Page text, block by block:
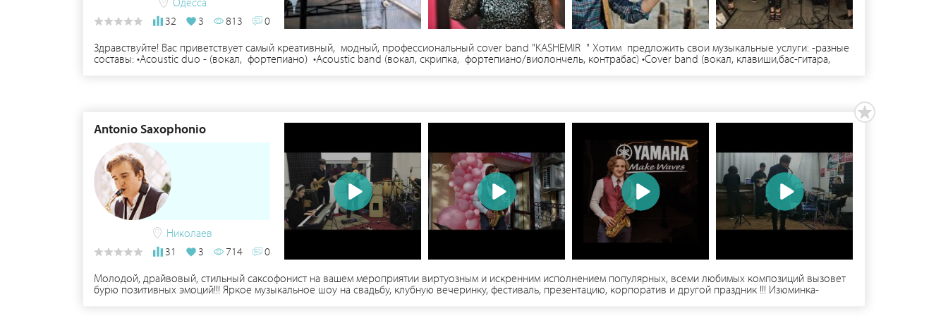
32
3 813
0
Здравствуйте! Вас приветствует самый креативный, модный, профессиональный cover band "KASHEMIR " Хотим предложить свои музыкальные услуги: -разные
составы: •Acoustic duo - (вокал, фортепиано) •Acoustic band (вокал, скрипка, фортепиано/виолончель, контрабас) •Cover band (вокал, клавиши,бас-гитара,
Antonio Saxophonio
Николаев
31
3 714
0
Молодой, драйвовый, стильный саксофонист на вашем мероприятии виртуозным и искренним исполнением популярных, всеми любимых композиций вызовет
бурю позитивных эмоций!!! Яркое музыкальное шоу на свадьбу, клубную вечеринку, фестиваль, презентацию, корпоратив и другой праздник !!! Изюминка-